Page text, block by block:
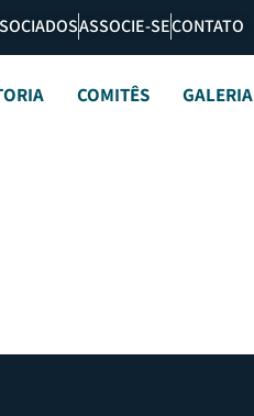
ASSOCIE-SECONTATO
COMITÊS GALERIA